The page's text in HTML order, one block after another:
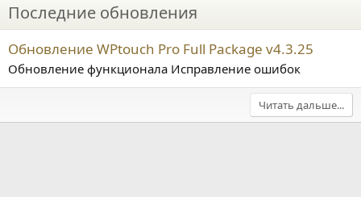
Последние обновления
Обновление WPtouch Pro Full Package v4.3.25
Обновление функционала Исправление ошибок
Читать дальше...